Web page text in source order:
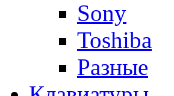
Sony
Toshiba
Разные